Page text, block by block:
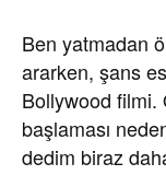
Ben yatmadan
ararken, şans
Bollywood filmi.
başlaması
dedim biraz